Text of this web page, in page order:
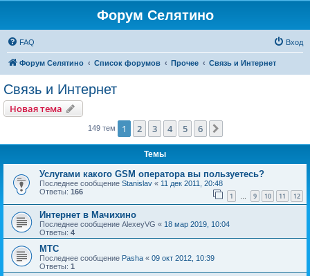
Форум Селятино
FAQ Вход
Форум Селятино Список форумов Прочее Связь и Интернет
Связь и Интернет
Новая тема
149 тем 1 2 3 4 5 6
Темы
Услугами какого GSM оператора вы пользуетесь?
Последнее сообщение Stanislav « 11 дек 2011, 20:48
Ответы: 166 1 … 9 10 11 12
Интернет в Мачихино
Последнее сообщение AlexeyVG « 18 мар 2019, 10:04
Ответы: 4
МТС
Последнее сообщение Pasha « 09 окт 2012, 10:39
Ответы: 1